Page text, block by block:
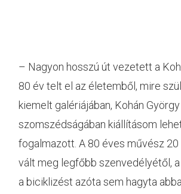
– Nagyon hosszú út vezetett a
80 év telt el az életemből, mire
kiemelt galériájában, Kohán
szomszédságában kiállításom
fogalmazott. A 80 éves művész
vált meg legfőbb szenvedélyétől,
a biciklizést azóta sem hagyta